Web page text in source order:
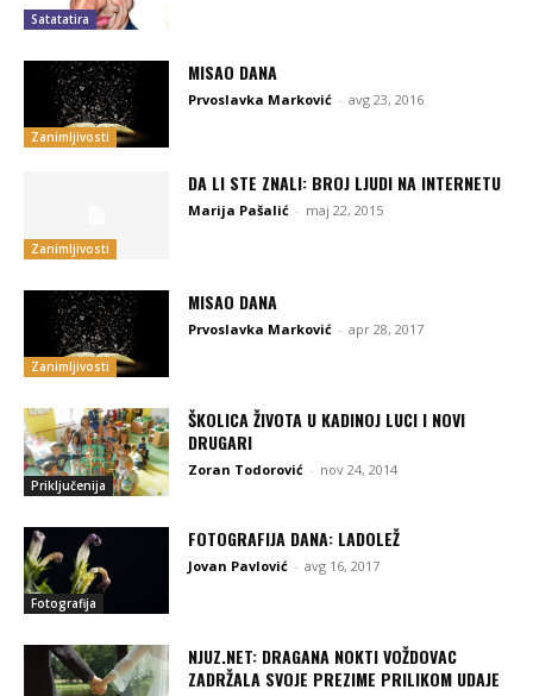
Satatatira
Zanimljivosti
MISAO DANA
Prvoslavka Marković - avg 23, 2016
Zanimljivosti
DA LI STE ZNALI: BROJ LJUDI NA INTERNETU
Marija Pašalić - maj 22, 2015
Zanimljivosti
MISAO DANA
Prvoslavka Marković - apr 28, 2017
Priključenija
ŠKOLICA ŽIVOTA U KADINOJ LUCI I NOVI
DRUGARI
Zoran Todorović - nov 24, 2014
Fotografija
FOTOGRAFIJA DANA: LADOLEŽ
Jovan Pavlović - avg 16, 2017
NJUZ.NET: DRAGANA NOKTI VOŽDOVAC
ZADRŽALA SVOJE PREZIME PRILIKOM UDAJE